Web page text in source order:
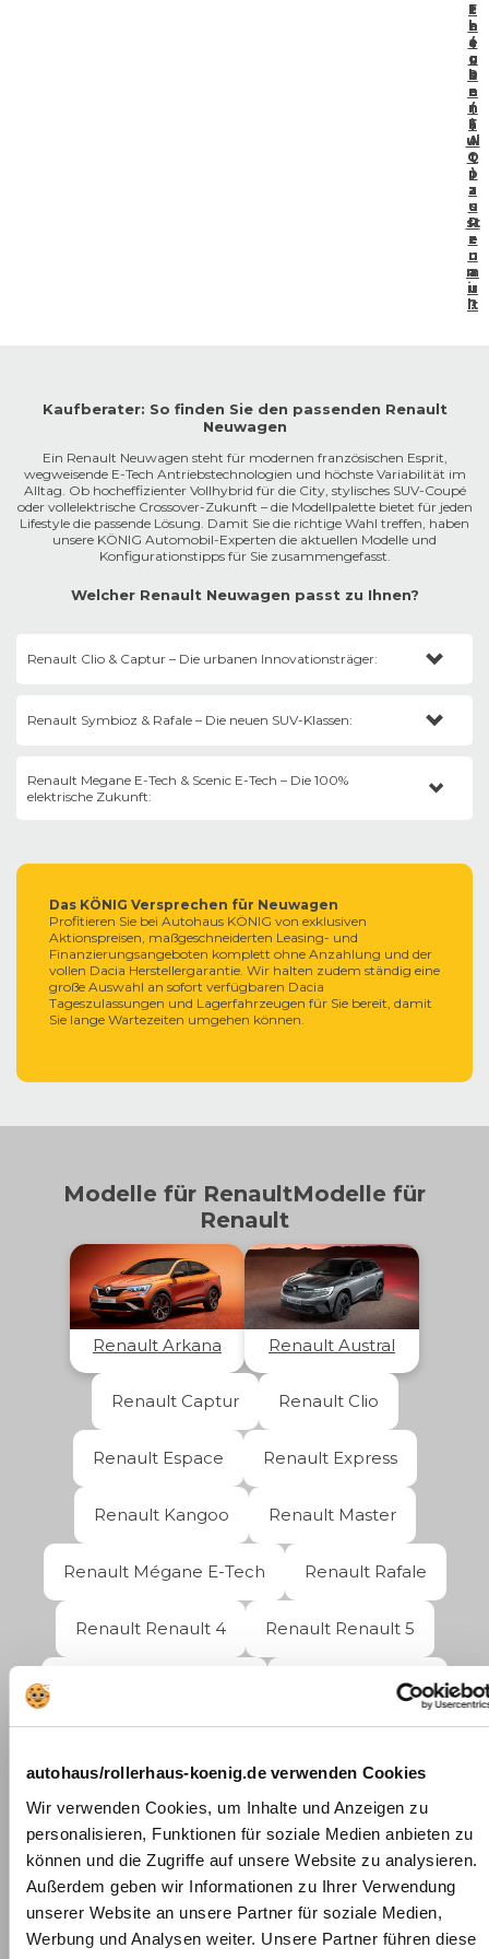
autohaus/rollerhaus-koenig.de verwenden Cookies
Wir verwenden Cookies, um Inhalte und Anzeigen zu
personalisieren, Funktionen für soziale Medien anbieten zu
können und die Zugriffe auf unsere Website zu analysieren.
Außerdem geben wir Informationen zu Ihrer Verwendung
unserer Website an unsere Partner für soziale Medien,
Werbung und Analysen weiter. Unsere Partner führen diese
t
e
(
o
b
e
n
)
c
h
e
r
R
e
n
a
ul
t
p
a
s
st
z
u
m
ir
?
F
r
a
g
e
n
(
F
A
Q
)
z
u
R
e
n
a
u
lt
Kaufberater: So finden Sie den passenden Renault
Neuwagen
Ein Renault Neuwagen steht für modernen französischen Esprit,
wegweisende E-Tech Antriebstechnologien und höchste Variabilität im
Alltag. Ob hocheffizienter Vollhybrid für die City, stylisches SUV-Coupé
oder vollelektrische Crossover-Zukunft – die Modellpalette bietet für jeden
Lifestyle die passende Lösung. Damit Sie die richtige Wahl treffen, haben
unsere KÖNIG Automobil-Experten die aktuellen Modelle und
Konfigurationstipps für Sie zusammengefasst.
Welcher Renault Neuwagen passt zu Ihnen?
Renault Clio & Captur – Die urbanen Innovationsträger:
kompakter Crossover mit erhöhter Sitzposition punktet.
Fahrzeit. Die Ausstattung Techno bietet bereits das große Easy-Link-
Infotainment und digitale Instrumente.
Renault Symbioz & Rafale – Die neuen SUV-Klassen:
während derRafaleals luxuriöses SUV-Coupé die sportliche Speerspitze
bildet.
der mitlenkenden Allradachse (4Control Advanced) für unvergleichliche
Agilität.
Renault Megane E-Tech & Scenic E-Tech – Die 100%
elektrische Zukunft:
Familienlimousine.
Konfigurations-Tipp:Nutzen Sie den Renault Full Electric (100%
Elektrisch) Antrieb mit der großen 87-kWh-Batterie (beim Scenic) für bis
zu 625 km Reichweite. Das Google-basierte OpenR-Link-System ist
serienmäßig an Bord.
Das KÖNIG Versprechen für Neuwagen
Profitieren Sie bei Autohaus KÖNIG von exklusiven
Aktionspreisen, maßgeschneiderten Leasing- und
Finanzierungsangeboten komplett ohne Anzahlung und der
vollen Dacia Herstellergarantie. Wir halten zudem ständig eine
große Auswahl an sofort verfügbaren Dacia
Tageszulassungen und Lagerfahrzeugen für Sie bereit, damit
Sie lange Wartezeiten umgehen können.
Modelle für RenaultModelle für
Renault
Renault Arkana Renault Austral
Renault Captur Renault Clio
Renault Espace Renault Express
Renault Kangoo Renault Master
Renault Mégane E-Tech Renault Rafale
Renault Renault 4 Renault Renault 5
Renault Symbioz
Renault Zoe
Standorte für Renault Gebrauchtwagen